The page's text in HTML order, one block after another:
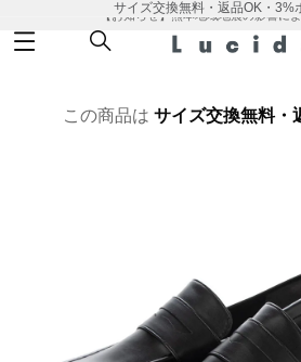
【お知らせ】熊本地域地震の影響に
サイズ交換無料・返品OK・3%
この商品は サイズ交換無料・